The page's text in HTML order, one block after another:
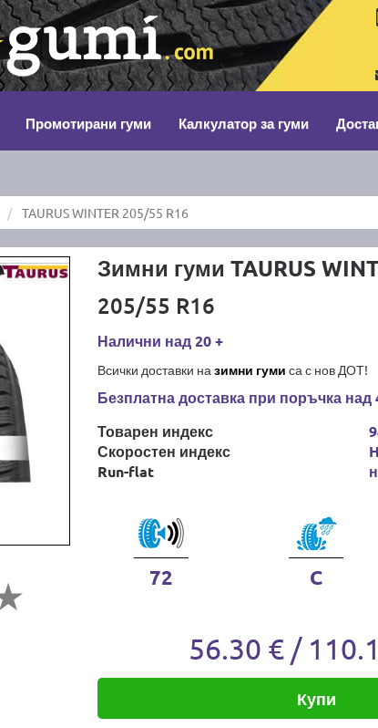
Промотирани гуми Калкулатор за гуми
TAURUS WINTER 205/55 R16
Зимни гуми TAURUS
205/55 R16
Налични над 20 +
Всички доставки на зимни гуми са с нов ДОТ!
Безплатна доставка при поръчка над
Товарен индекс
Скоростен индекс
Run-flat
H
72 C
56.30 € /
Купи